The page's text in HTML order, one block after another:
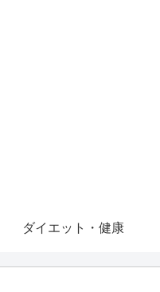
ダイエット・健康